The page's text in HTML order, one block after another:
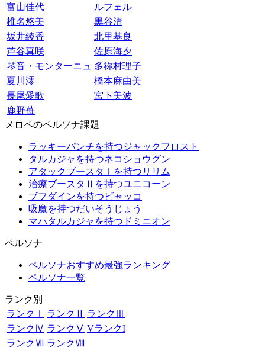
富山佳代
ルフェル
椎名悠美
黒谷清
坂井綾香
北里基良
芦谷真咲
佐原海夕
琴音・モンターニュ 多祢村理子
夏川澪
橋本麻由美
長尾愛歌
宮下美波
鹿野苺
メロペのペルソナ課題
ラッキーパンチを持つジャックフロスト
タルカジャを持つネコショウグン
アタックブースタⅠを持つリリム
治療ブースタⅡを持つユニコーン
ブフダインを持つビャッコ
吸魔を持つだいそうじょう
マハタルカジャを持つドミニオン
ペルソナ
ペルソナおすすめ最強ランキング
ペルソナ一覧
ランク別
ランクⅠ
ランクⅡ ランクⅢ
ランクⅣ ランクⅤ VランクI
ランクⅦ ランクⅧ